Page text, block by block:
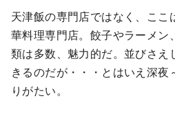
天津飯の専門店ではなく、ここ
華料理専門店。餃子やラーメン
類は多数、魅力的だ。並びさえ
きるのだが・・・とはいえ深夜
りがたい。